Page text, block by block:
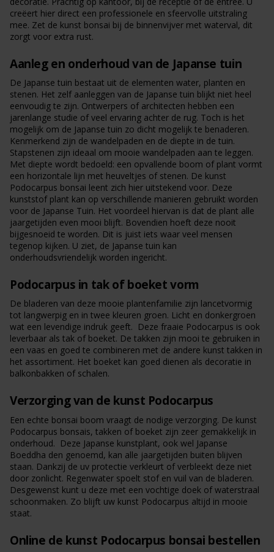
creëert hier direct een professionele en sfeervolle uitstraling
mee. Zet de kunst bonsai bij de binnenvijver met waterval, dit
zorgt voor extra rust.
Aanleg en onderhoud van de Japanse tuin
De Japanse tuin bestaat uit de elementen water, planten en
stenen. Het zelf aanleggen van de Japanse tuin blijkt niet heel
eenvoudig te zijn. Ontwerpers of architecten hebben een
jarenlange studie of veel ervaring achter de rug. Toch is het
mogelijk om de Japanse tuin zo dicht mogelijk te benaderen.
Kenmerkend zijn de wandelpaden en de diepte in de tuin.
Stapstenen zijn ideaal om mooie wandelpaden aan te leggen.
Met diepte wordt bedoeld: een opvallende boom of plant vormt
een horizontale lijn met heuveltjes of stenen. De kunst
Podocarpus bonsai leent zich hier uitstekend voor. Deze
kunststof plant kan op verschillende manieren gebruikt worden
voor de Japanse Tuin. Het voordeel hiervan is dat de plant alle
jaargetijden even mooi blijft. Bovendien hoeft deze nooit
bijgesnoeid te worden. Dit is juist iets waar veel mensen
tegenop kijken. U ziet, de Japanse tuin kan
onderhoudsvriendelijk worden ingericht.
Podocarpus in tak of boeket vorm
De bladeren van deze mooie plantenfamilie zijn lancetvormig
tot langwerpig en in twee kleuren groen. Licht en donkergroen
wat een levendige indruk geeft. Deze fraaie Podocarpus is ook
leverbaar als tak of boeket. De takken zijn mooi te gebruiken in
een vaas en goed te combineren met de andere kunst takken in
het assortiment. Het boeket kan goed dienen als decoratie in
balkonbakken of schalen.
Verzorging van de kunst Podocarpus
Een echte bonsai boom vraagt de nodige verzorging. De kunst
Podocarpus bonsais, takken of boeket zijn zeer gemakkelijk in
onderhoud. Deze Japanse kunstplant, ook wel Japanse
Boeddha den genoemd, kan alle jaargetijden buiten blijven
staan. Dankzij de uv protectie verkleurt of verbleekt deze niet
door zonlicht. Regenwater spoelt stof en vuil van de bladeren.
Desgewenst kunt u deze met een vochtige doek of waterstraal
schoonmaken. Zo blijft uw kunst Podocarpus altijd in mooie
staat.
Online de kunst Podocarpus bonsai bestellen